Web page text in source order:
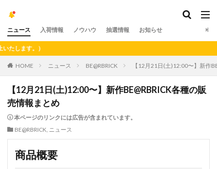
ニュース 入荷情報 ノウハウ 抽選情報 お知らせ
。）
HOME ニュース BE@RBRICK 【12月21日(土)12:00〜】新作
【12月21日(土)12:00〜】新作BE@RBRICK各種の販
売情報まとめ
本ページのリンクには広告が含まれています。
BE@RBRICK, ニュース
商品概要